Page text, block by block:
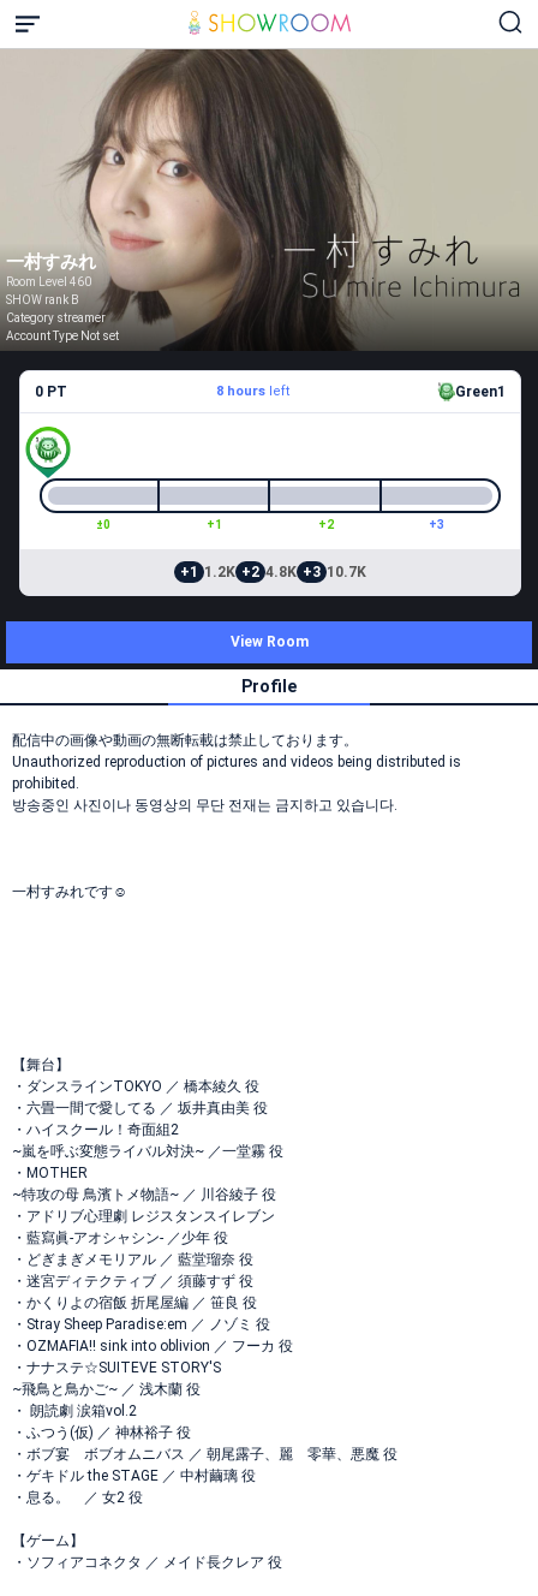
一村すみれ
Room Level 460
SHOW rank B
Category streamer
Account Type Not set
0 PT 8 hoursleft Green1
±0 +1 +2 +3
+1 1.2K +2 4.8K +3 10.7K
View Room
Profile
配信中の画像や動画の無断転載は禁止しております。
Unauthorized reproduction of pictures and videos being distributed is
prohibited.
방송중인 사진이나 동영상의 무단 전재는 금지하고 있습니다.
一村すみれです☺︎
【舞台】
・ダンスラインTOKYO ／ 橋本綾久 役
・六畳一間で愛してる ／ 坂井真由美 役
・ハイスクール！奇面組2
~嵐を呼ぶ変態ライバル対決~ ／一堂霧 役
・MOTHER
~特攻の母 鳥濱トメ物語~ ／ 川谷綾子 役
・アドリブ心理劇 レジスタンスイレブン
・藍寫眞-アオシャシン- ／少年 役
・どぎまぎメモリアル ／ 藍堂瑠奈 役
・迷宮ディテクティブ ／ 須藤すず 役
・かくりよの宿飯 折尾屋編 ／ 笹良 役
・Stray Sheep Paradise:em ／ ノゾミ 役
・OZMAFIA!! sink into oblivion ／ フーカ 役
・ナナステ☆SUITEVE STORY'S
~飛鳥と鳥かご~ ／ 浅木蘭 役
・ 朗読劇 涙箱vol.2
・ふつう(仮) ／ 神林裕子 役
・ボブ宴 ボブオムニバス ／ 朝尾露子、麗 零華、悪魔 役
・ゲキドル the STAGE ／ 中村繭璃 役
・息る。 ／ 女2 役
【ゲーム】
・ソフィアコネクタ ／ メイド長クレア 役